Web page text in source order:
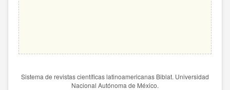
Sistema de revistas científicas latinoamericanas Biblat. Universidad
Nacional Autónoma de México.